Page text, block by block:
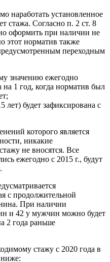
наработать установленное
стажа. Согласно п. 2 ст. 8
оформить при наличии не
этот норматив также
переходным
значению ежегодно
на 1 год, когда норматив был
лет) будет зафиксирована с
которого является
никакие
не вносятся. Все
ежегодно с 2015 г., будут
с продолжительной
При наличии
и 42 у мужчин можно будет
2 года раньше
стажу с 2020 года в
ниже: